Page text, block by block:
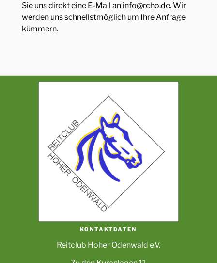
Sie uns direkt eine E-Mail an info@rcho.de. Wir
werden uns schnellstmöglich um Ihre Anfrage
kümmern.
KONTAKTDATEN
Reitclub Hoher Odenwald e.V.